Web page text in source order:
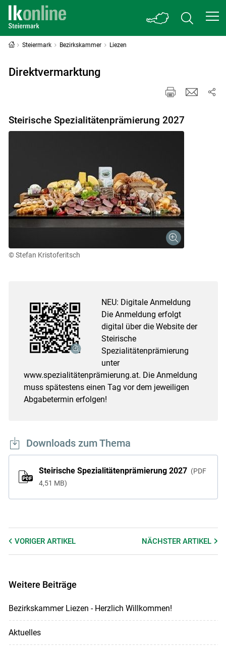
Skip to main content
Steiermark Bezirkskammer Liezen
Direktvermarktung
Steirische Spezialitätenprämierung 2027
© Stefan Kristoferitsch
NEU: Digitale Anmeldung
Die Anmeldung erfolgt
digital über die Website der
Steirische
Spezialitätenprämierung
unter
www.spezialitätenprämierung.at. Die Anmeldung
muss spätestens einen Tag vor dem jeweiligen
Abgabetermin erfolgen!
Downloads zum Thema
Steirische Spezialitätenprämierung 2027
PDF
4,51 MB
VORIGER ARTIKEL NÄCHSTERARTIKEL
Weitere Beiträge
Bezirkskammer Liezen - Herzlich Willkommen!
Aktuelles